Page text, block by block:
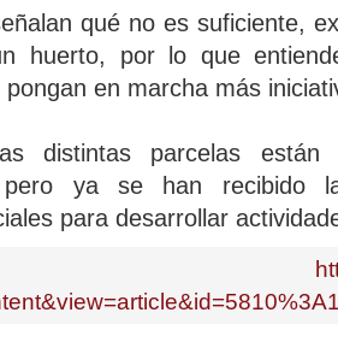
qué no es suficiente,
huerto, por lo que
en marcha más
distintas parcelas están
pero ya se han recibido
para desarrollar